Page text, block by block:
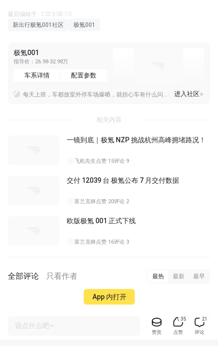
最后编辑于 · 2023-08-10
新出行极氪001社区
极氪001
极氪001
指导价：26.98-32.98万
车系详情 配置参数
每天上班，车都放室外停车场爆晒，就担心车有什么问题
进入社区
相关内容
一镜到底｜极氪 NZP 挑战杭州高峰拥堵路况！
飞机先生点赞 15评论 9
交付 12039 台 极氪公布 7 月交付数据
富兰克林点赞 20评论 2
欧版极氪 001 正式下线
富兰克林点赞 16评论 3
全部评论 只看作者 最热 最新 最早
App 内打开
说点什么吧~
赞赏
35
点赞
21
评论